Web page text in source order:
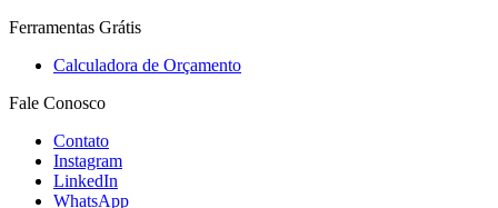
Ferramentas Grátis
Calculadora de Orçamento
Fale Conosco
Contato
Instagram
LinkedIn
WhatsApp